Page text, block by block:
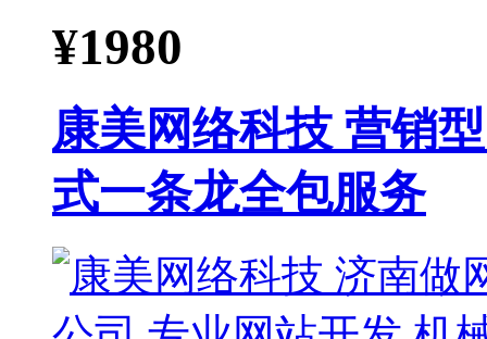
¥1980
康美网络科技 营销
式一条龙全包服务